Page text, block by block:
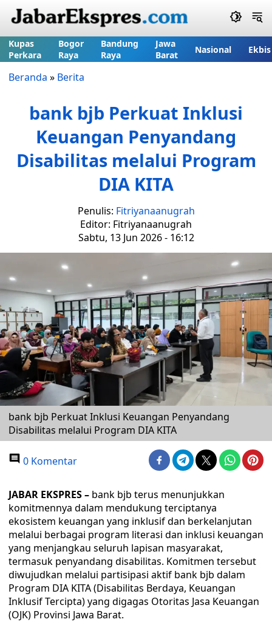
Kupas
Perkara
Bogor
Raya
Bandung
Raya
Jawa
Barat
Nasional Ekbis
Beranda » Berita
bank bjb Perkuat Inklusi
Keuangan Penyandang
Disabilitas melalui Program
DIA KITA
Penulis: Fitriyanaanugrah
Editor: Fitriyanaanugrah
Sabtu, 13 Jun 2026 - 16:12
bank bjb Perkuat Inklusi Keuangan Penyandang
Disabilitas melalui Program DIA KITA
0 Komentar
JABAR EKSPRES – bank bjb terus menunjukkan
komitmennya dalam mendukung terciptanya
ekosistem keuangan yang inklusif dan berkelanjutan
melalui berbagai program literasi dan inklusi keuangan
yang menjangkau seluruh lapisan masyarakat,
termasuk penyandang disabilitas. Komitmen tersebut
diwujudkan melalui partisipasi aktif bank bjb dalam
Program DIA KITA (Disabilitas Berdaya, Keuangan
Inklusif Tercipta) yang digagas Otoritas Jasa Keuangan
(OJK) Provinsi Jawa Barat.